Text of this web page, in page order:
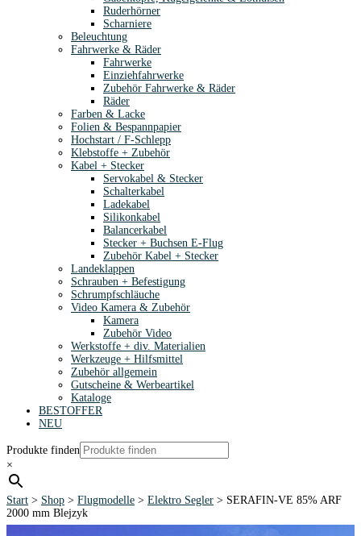
Ruderhörner
Scharniere
Beleuchtung
Fahrwerke & Räder
Fahrwerke
Einziehfahrwerke
Zubehör Fahrwerke & Räder
Räder
Farben & Lacke
Folien & Bespannpapier
Hochstart / F-Schlepp
Klebstoffe + Zubehör
Kabel + Stecker
Servokabel & Stecker
Schalterkabel
Ladekabel
Silikonkabel
Balancerkabel
Stecker + Buchsen E-Flug
Zubehör Kabel + Stecker
Landeklappen
Schrauben + Befestigung
Schrumpfschläuche
Video Kamera & Zubehör
Kamera
Zubehör Video
Werkstoffe + div. Materialien
Werkzeuge + Hilfsmittel
Zubehör allgemein
Gutscheine & Werbeartikel
Kataloge
BESTOFFER
NEU
Produkte finden
×
Start > Shop > Flugmodelle > Elektro Segler > SERAFIN-VE 85% ARF
2000 mm Blejzyk